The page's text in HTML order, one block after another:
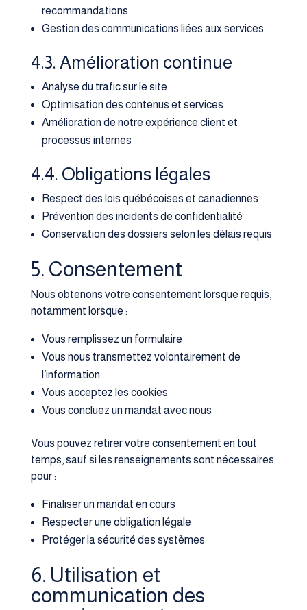
recommandations
Gestion des communications liées aux services
4.3. Amélioration continue
Analyse du trafic sur le site
Optimisation des contenus et services
Amélioration de notre expérience client et
processus internes
4.4. Obligations légales
Respect des lois québécoises et canadiennes
Prévention des incidents de confidentialité
Conservation des dossiers selon les délais requis
5. Consentement
Nous obtenons votre consentement lorsque requis,
notamment lorsque :
Vous remplissez un formulaire
Vous nous transmettez volontairement de
l’information
Vous acceptez les cookies
Vous concluez un mandat avec nous
Vous pouvez retirer votre consentement en tout
temps, sauf si les renseignements sont nécessaires
pour :
Finaliser un mandat en cours
Respecter une obligation légale
Protéger la sécurité des systèmes
6. Utilisation et
communication des